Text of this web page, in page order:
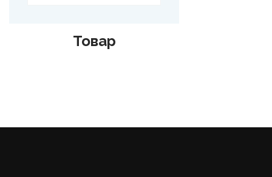
Товар